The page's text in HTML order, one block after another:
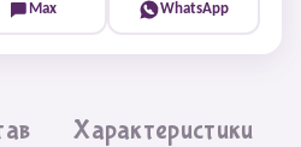
Max WhatsApp
Характеристики